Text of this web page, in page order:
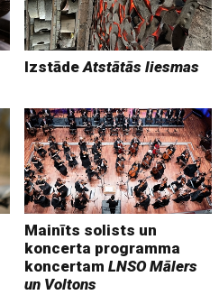
IzstādeAtstātās liesmas
Mainīts solists un
koncerta programma
koncertamLNSO Mālers
un Voltons